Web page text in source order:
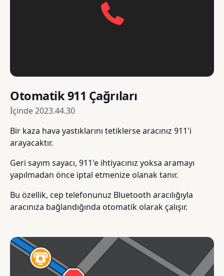
Otomatik 911 Çağrıları
İçinde2023.44.30
Bir kaza hava yastıklarını tetiklerse aracınız 911'i
arayacaktır.
Geri sayım sayacı, 911'e ihtiyacınız yoksa aramayı
yapılmadan önce iptal etmenize olanak tanır.
Bu özellik, cep telefonunuz Bluetooth aracılığıyla
aracınıza bağlandığında otomatik olarak çalışır.